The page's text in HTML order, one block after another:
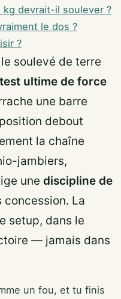
kg devrait-il soulever ?
le dos ?
?
le soulevé de terre
ultime de force
une barre
debout
la chaîne
jambiers,
une discipline de
concession. La
setup, dans le
— jamais dans
un fou, et tu finis